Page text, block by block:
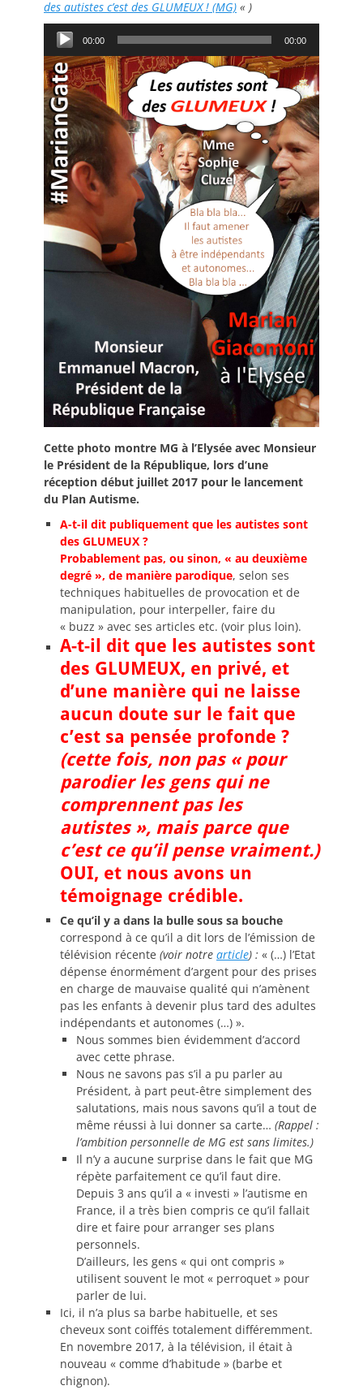
des autistes c’est des GLUMEUX ! (MG) « )
Lecteur
audio
00:00 00:00
Cette photo montre MG à l’Elysée avec Monsieur
le Président de la République, lors d’une
réception début juillet 2017 pour le lancement
du Plan Autisme.
A-t-il dit publiquement que les autistes sont
des GLUMEUX ?
Probablement pas, ou sinon, « au deuxième
degré », de manière parodique, selon ses
techniques habituelles de provocation et de
manipulation, pour interpeller, faire du
« buzz » avec ses articles etc. (voir plus loin).
A-t-il dit que les autistes sont
des GLUMEUX, en privé, et
d’une manière qui ne laisse
aucun doute sur le fait que
c’est sa pensée profonde ?
(cette fois, non pas « pour
parodier les gens qui ne
comprennent pas les
autistes », mais parce que
c’est ce qu’il pense vraiment.)
OUI, et nous avons un
témoignage crédible.
Ce qu’il y a dans la bulle sous sa bouche
correspond à ce qu’il a dit lors de l’émission de
télévision récente (voir notre article) : « (…) l’Etat
dépense énormément d’argent pour des prises
en charge de mauvaise qualité qui n’amènent
pas les enfants à devenir plus tard des adultes
indépendants et autonomes (…) ».
Nous sommes bien évidemment d’accord
avec cette phrase.
Nous ne savons pas s’il a pu parler au
Président, à part peut-être simplement des
salutations, mais nous savons qu’il a tout de
même réussi à lui donner sa carte… (Rappel :
l’ambition personnelle de MG est sans limites.)
Il n’y a aucune surprise dans le fait que MG
répète parfaitement ce qu’il faut dire.
Depuis 3 ans qu’il a « investi » l’autisme en
France, il a très bien compris ce qu’il fallait
dire et faire pour arranger ses plans
personnels.
D’ailleurs, les gens « qui ont compris »
utilisent souvent le mot « perroquet » pour
parler de lui.
Ici, il n’a plus sa barbe habituelle, et ses
cheveux sont coiffés totalement différemment.
En novembre 2017, à la télévision, il était à
nouveau « comme d’habitude » (barbe et
chignon).